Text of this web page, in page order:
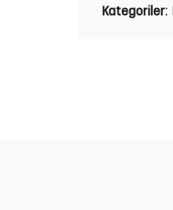
Kategoriler: